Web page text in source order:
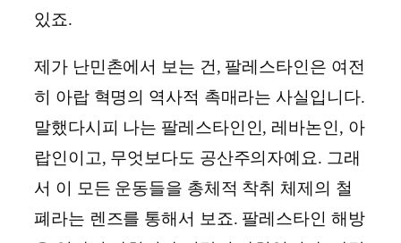
있죠.
제가 난민촌에서 보는 건, 팔레스타인은 여전
히 아랍 혁명의 역사적 촉매라는 사실입니다.
말했다시피 나는 팔레스타인인, 레바논인, 아
랍인이고, 무엇보다도 공산주의자예요. 그래
서 이 모든 운동들을 총체적 착취 체제의 철
폐라는 렌즈를 통해서 보죠. 팔레스타인 해방